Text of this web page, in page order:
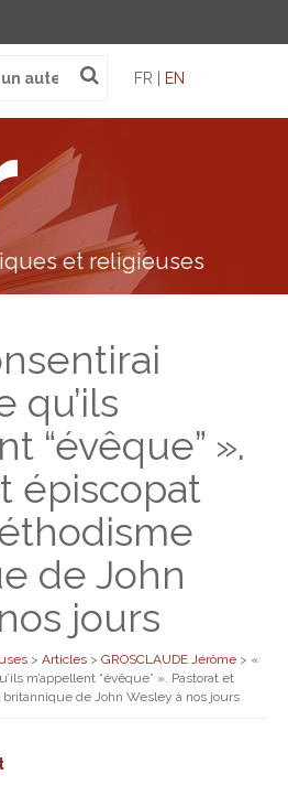
FR | EN
et religieuses
qu’ils
“évêque” ».
épiscopat
de John
jours
> Articles > GROSCLAUDE Jérôme > «
m’appellent “évêque” ». Pastorat et
de John Wesley à nos jours